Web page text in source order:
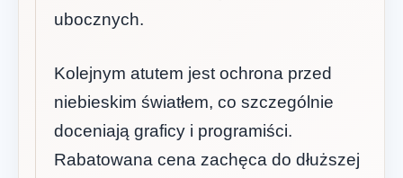
ubocznych.
Kolejnym atutem jest ochrona przed
niebieskim światłem, co szczególnie
doceniają graficy i programiści.
Rabatowana cena zachęca do dłuższej